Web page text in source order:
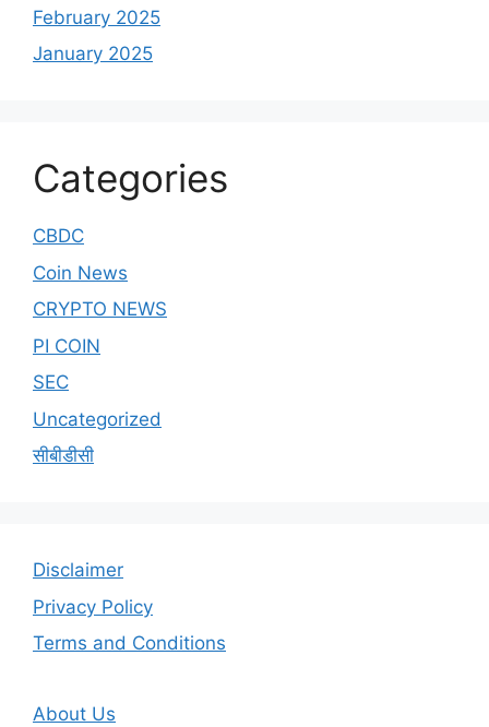
February 2025
January 2025
Categories
CBDC
Coin News
CRYPTO NEWS
PI COIN
SEC
Uncategorized
सीबीडीसी
Disclaimer
Privacy Policy
Terms and Conditions
About Us